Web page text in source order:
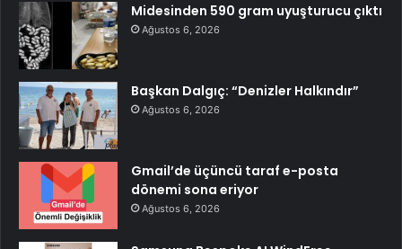
Midesinden 590 gram uyuşturucu çıktı
Ağustos 6, 2026
Başkan Dalgıç: “Denizler Halkındır”
Ağustos 6, 2026
Gmail’de üçüncü taraf e-posta
dönemi sona eriyor
Ağustos 6, 2026